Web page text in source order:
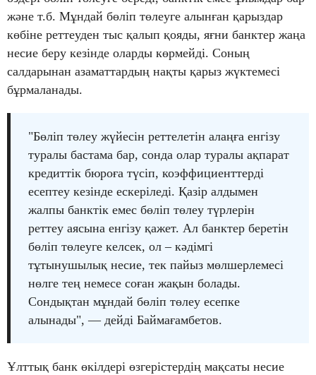
және т.б. Мұндай бөліп төлеуге алынған қарыздар
көбіне реттеуден тыс қалып қояды, яғни банктер жаңа
несие беру кезінде оларды көрмейді. Соның
салдарынан азаматтардың нақты қарыз жүктемесі
бұрмаланады.
"Бөліп төлеу жүйесін реттелетін алаңға енгізу
туралы бастама бар, сонда олар туралы ақпарат
кредиттік бюроға түсіп, коэффициенттерді
есептеу кезінде ескеріледі. Қазір алдымен
жалпы банктік емес бөліп төлеу түрлерін
реттеу аясына енгізу қажет. Ал банктер беретін
бөліп төлеуге келсек, ол – кәдімгі
тұтынушылық несие, тек пайыз мөлшерлемесі
нөлге тең немесе соған жақын болады.
Сондықтан мұндай бөліп төлеу есепке
алынады", — дейді Баймағамбетов.
Ұлттық банк өкілдері өзгерістердің мақсаты несие